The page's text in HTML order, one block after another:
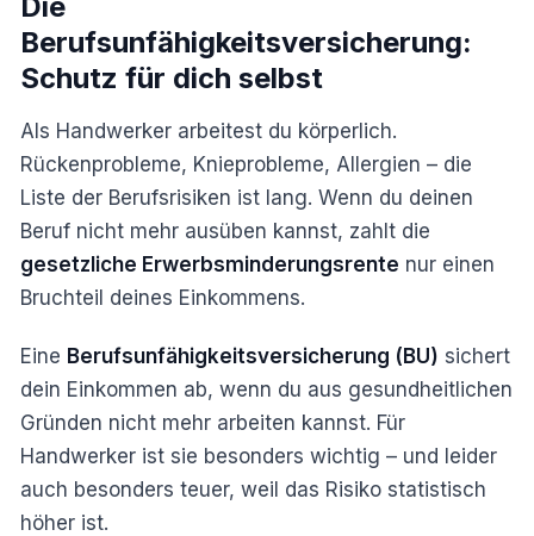
Berufsunfähigkeitsversicherung:
Schutz für dich selbst
Als Handwerker arbeitest du körperlich.
Rückenprobleme, Knieprobleme, Allergien – die
Liste der Berufsrisiken ist lang. Wenn du deinen
Beruf nicht mehr ausüben kannst, zahlt die
gesetzliche Erwerbsminderungsrente nur einen
Bruchteil deines Einkommens.
Eine Berufsunfähigkeitsversicherung (BU) sichert
dein Einkommen ab, wenn du aus gesundheitlichen
Gründen nicht mehr arbeiten kannst. Für
Handwerker ist sie besonders wichtig – und leider
auch besonders teuer, weil das Risiko statistisch
höher ist.